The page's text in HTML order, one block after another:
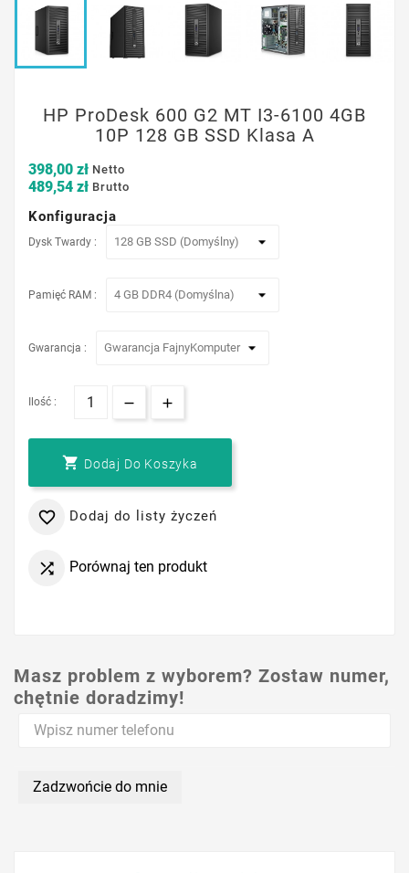
HP ProDesk 600 G2 MT I3-6100 4GB
10P 128 GB SSD Klasa A
398,00 zł Netto
489,54 zł Brutto
Konfiguracja
Dysk Twardy :
Pamięć RAM :
Gwarancja :
Ilość :
 Dodaj Do Koszyka
 Dodaj do listy życzeń
 Porównaj ten produkt
Masz problem z wyborem? Zostaw numer,
chętnie doradzimy!
Zadzwońcie do mnie